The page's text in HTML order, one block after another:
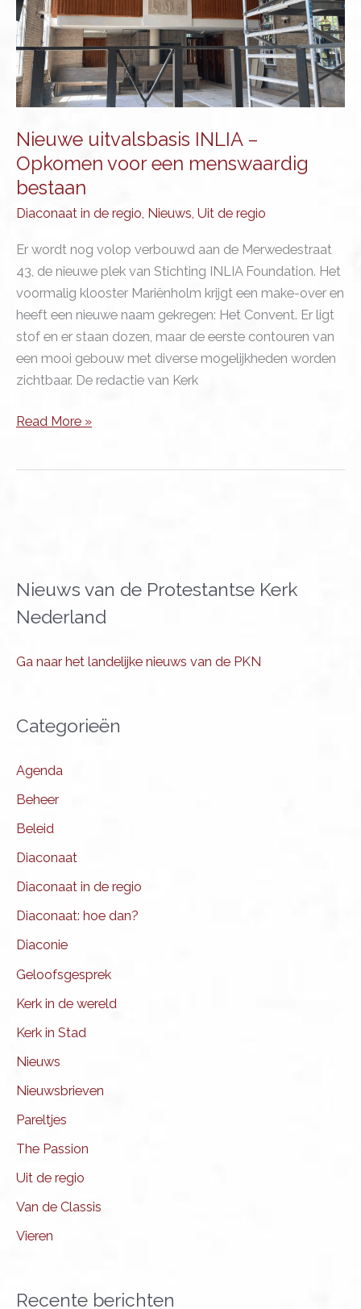
de
Senaat
Nieuwe uitvalsbasis INLIA –
Opkomen voor een menswaardig
bestaan
Diaconaat in de regio, Nieuws, Uit de regio
Er wordt nog volop verbouwd aan de Merwedestraat
43, de nieuwe plek van Stichting INLIA Foundation. Het
voormalig klooster Mariënholm krijgt een make-over en
heeft een nieuwe naam gekregen: Het Convent. Er ligt
stof en er staan dozen, maar de eerste contouren van
een mooi gebouw met diverse mogelijkheden worden
zichtbaar. De redactie van Kerk
Nieuwe
bestaan
Read More »
Nieuws van de Protestantse Kerk
Nederland
Ga naar het landelijke nieuws van de PKN
Categorieën
Agenda
Beheer
Beleid
Diaconaat
Diaconaat in de regio
Diaconaat: hoe dan?
Diaconie
Geloofsgesprek
Kerk in de wereld
Kerk in Stad
Nieuws
Nieuwsbrieven
Pareltjes
The Passion
Uit de regio
Van de Classis
Vieren
Recente berichten